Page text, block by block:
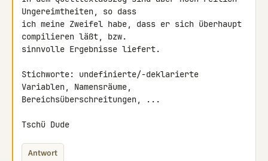
Ungereimtheiten, so dass
ich meine Zweifel habe, dass er sich überhaupt
compilieren läßt, bzw.
sinnvolle Ergebnisse liefert.
Stichworte: undefinierte/-deklarierte
Variablen, Namensräume,
Bereichsüberschreitungen, ...
Tschü Dude
Antwort